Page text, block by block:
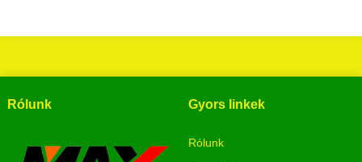
Rólunk Gyors linkek
Rólunk